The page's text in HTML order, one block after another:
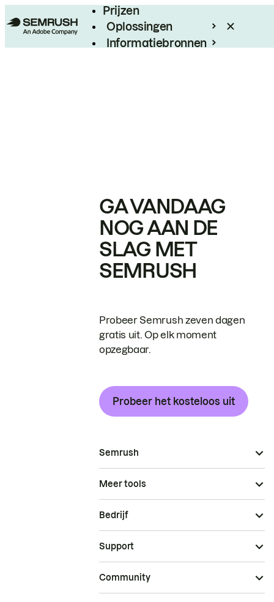
Prijzen
Oplossingen
Informatiebronnen
GA VANDAAG
NOG AAN DE
SLAG MET
SEMRUSH
Probeer Semrush zeven dagen
gratis uit. Op elk moment
opzegbaar.
Probeer het kosteloos uit
Semrush
Meer tools
Bedrijf
Support
Community